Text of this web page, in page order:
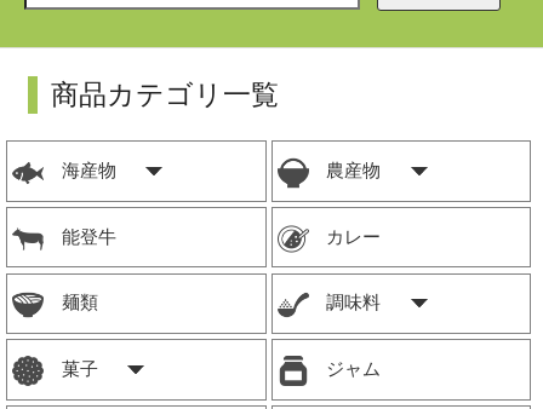
商品カテゴリ一覧
海産物 農産物
能登牛 カレー
麺類 調味料
菓子 ジャム